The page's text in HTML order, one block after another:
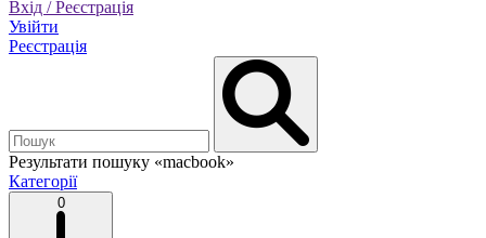
Вхід / Реєстрація
Увійти
Реєстрація
Результати пошуку «macbook»
Категорії
0